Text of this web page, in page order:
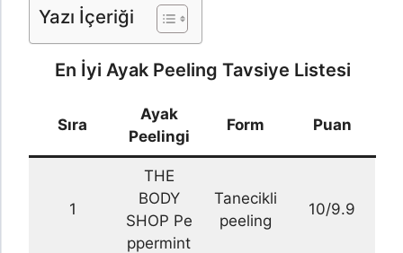
Yazı İçeriği
En İyi Ayak Peeling Tavsiye Listesi
Sıra
Ayak
Peelingi
Form Puan
1
THE
BODY
SHOP Pe
ppermint
Tanecikli
peeling
10/9.9